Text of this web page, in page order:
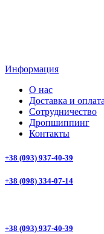
Информация
О нас
Доставка и оплата
Сотрудничество
Дропшиппинг
Контакты
+38 (093) 937-40-39
+38 (098) 334-07-14
+38 (093) 937-40-39